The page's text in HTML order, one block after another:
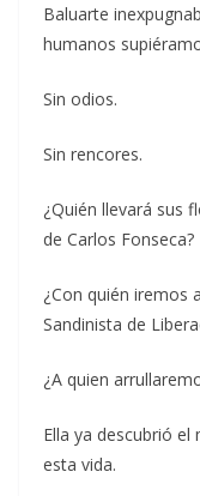
Baluarte
humanos
Sin odios.
Sin rencores.
¿Quién llevará sus
de Carlos Fonseca?
¿Con quién iremos
Sandinista de
¿A quien
Ella ya descubrió el
esta vida.